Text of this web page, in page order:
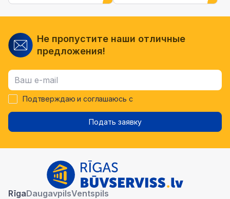
Не пропустите наши отличные
предложения!
Подтверждаю и соглашаюсь с
Подать заявку
RīgaDaugavpilsVentspils